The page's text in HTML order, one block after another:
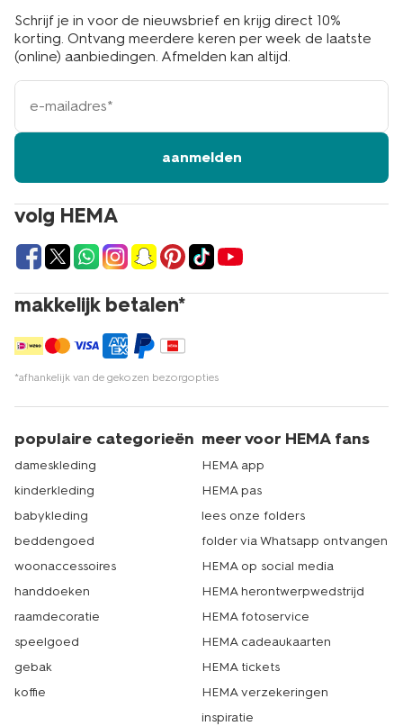
volg HEMA
makkelijk betalen*
*afhankelijk van de gekozen bezorgopties
Schrijf je in voor de nieuwsbrief en krijg direct 10%
korting. Ontvang meerdere keren per week de laatste
(online) aanbiedingen. Afmelden kan altijd.
e-
mailadres
aanmelden
populaire categorieën
dameskleding
kinderkleding
babykleding
beddengoed
woonaccessoires
handdoeken
raamdecoratie
speelgoed
gebak
koffie
meer voor HEMA fans
HEMA app
HEMA pas
lees onze folders
folder via Whatsapp ontvangen
HEMA op social media
HEMA herontwerpwedstrijd
HEMA fotoservice
HEMA cadeaukaarten
HEMA tickets
HEMA verzekeringen
inspiratie